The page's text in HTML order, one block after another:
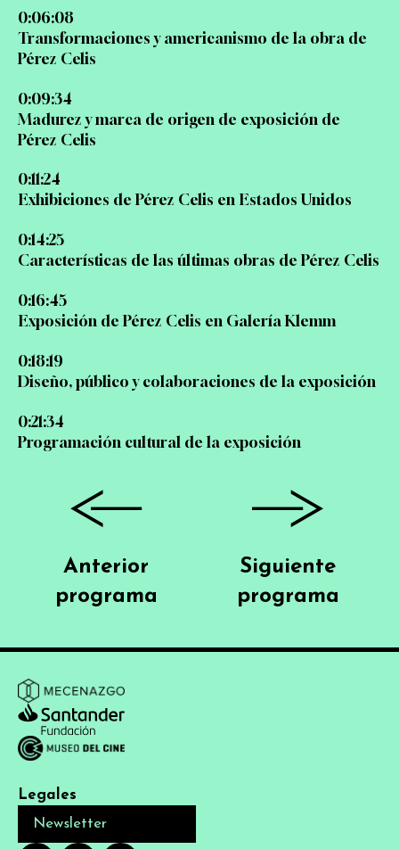
0:06:08
Transformaciones y americanismo de la obra de
Pérez Celis
0:09:34
Madurez y marca de origen de exposición de
Pérez Celis
0:11:24
Exhibiciones de Pérez Celis en Estados Unidos
0:14:25
Características de las últimas obras de Pérez Celis
0:16:45
Exposición de Pérez Celis en Galería Klemm
0:18:19
Diseño, público y colaboraciones de la exposición
0:21:34
Programación cultural de la exposición
Siguiente
programa
Anterior
programa
Legales
Newsletter